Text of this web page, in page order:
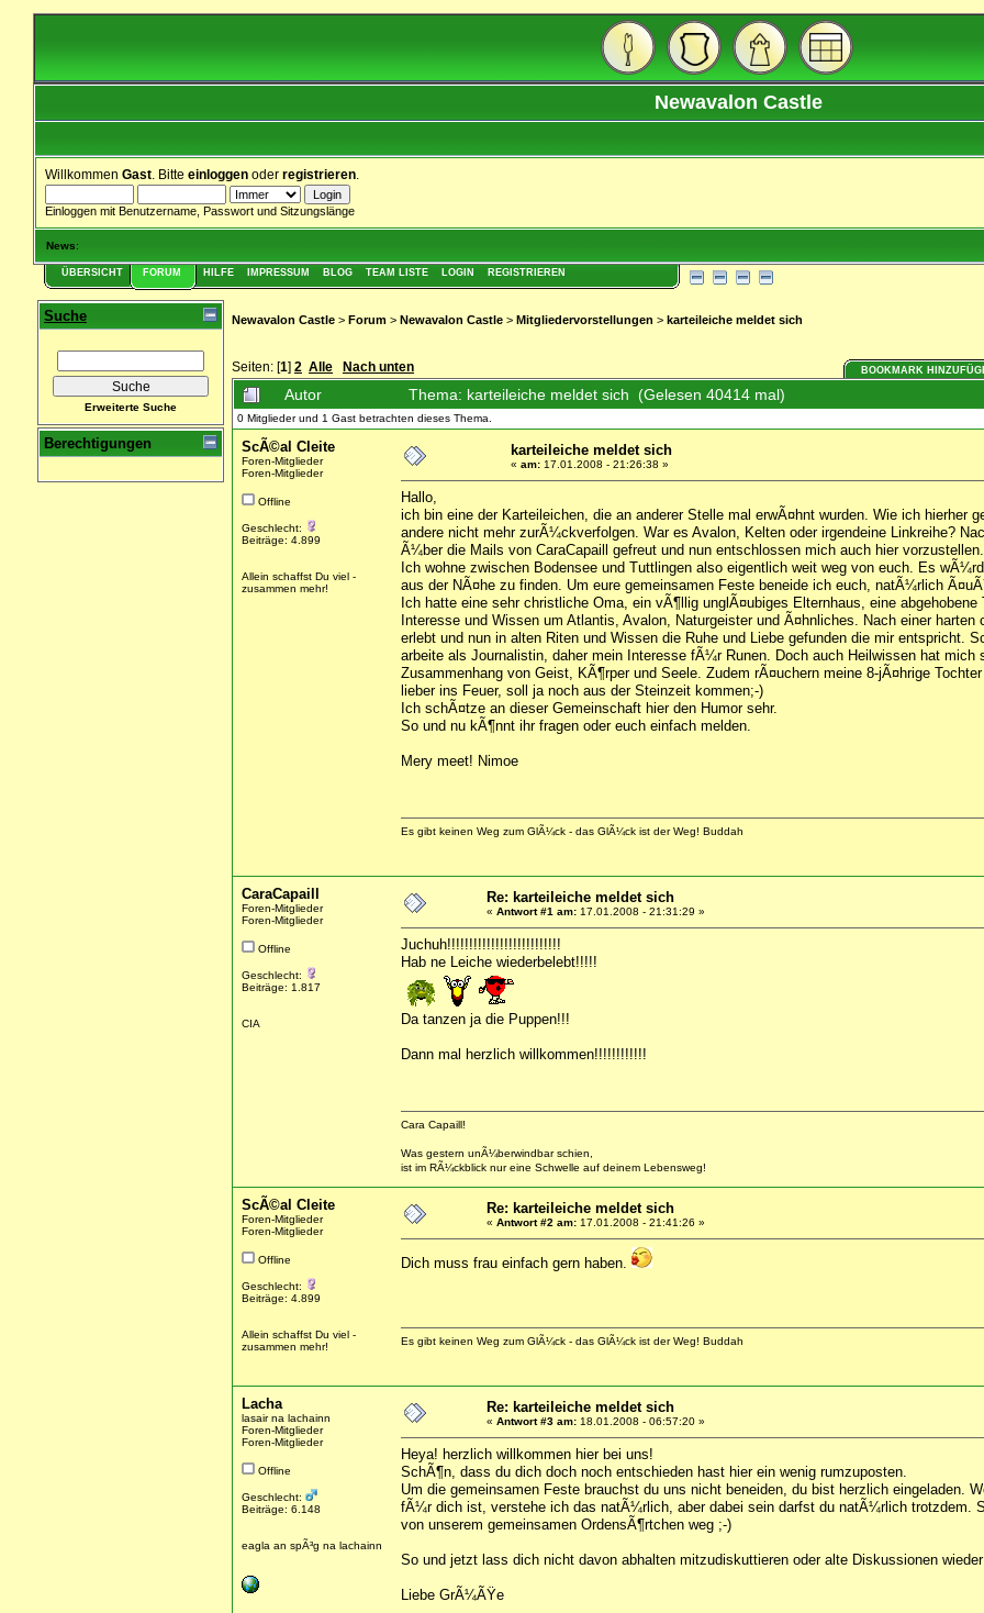
Newavalon Castle
Willkommen Gast . Bitte einloggen oder registrieren
Einloggen mit Benutzername, Passwort und Sitzungslänge
News:
ÜBERSICHT FORUM HILFE IMPRESSUM BLOG TEAM LISTE LOGIN REGISTRIEREN
Suche
Erweiterte Suche
Berechtigungen
Newavalon Castle > Forum > Newavalon Castle > Mitgliedervorstellungen > karteileiche meldet sich
Seiten: [1] 2 Alle Nach unten BOOKMARK
Autor Thema: karteileiche meldet sich (Gelesen 40414 mal)
0 Mitglieder und 1 Gast betrachten dieses Thema.
ScÃ©al Cleite
Foren-Mitglieder
Foren-Mitglieder
Offline
Geschlecht:
Beiträge: 4.899
Allein schaffst Du viel -
zusammen mehr!
karteileiche meldet sich
« am: 17.01.2008 - 21:26:38 »
Hallo,
ich bin eine der Karteileichen, die an anderer Stelle mal erwÃ¤hnt wurden. Wie ich hierher
andere nicht mehr zurÃ¼ckverfolgen. War es Avalon, Kelten oder irgendeine Linkreihe?
Ã¼ber die Mails von CaraCapaill gefreut und nun entschlossen mich auch hier vorzustellen.
Ich wohne zwischen Bodensee und Tuttlingen also eigentlich weit weg von euch. Es
aus der NÃ¤he zu finden. Um eure gemeinsamen Feste beneide ich euch, natÃ¼rlich
Ich hatte eine sehr christliche Oma, ein vÃ¶llig unglÃ¤ubiges Elternhaus, eine
Interesse und Wissen um Atlantis, Avalon, Naturgeister und Ã¤hnliches. Nach einer
erlebt und nun in alten Riten und Wissen die Ruhe und Liebe gefunden die mir entspricht.
arbeite als Journalistin, daher mein Interesse fÃ¼r Runen. Doch auch Heilwissen hat mich
Zusammenhang von Geist, KÃ¶rper und Seele. Zudem rÃ¤uchern meine 8-jÃ¤hrige
lieber ins Feuer, soll ja noch aus der Steinzeit kommen;-)
Ich schÃ¤tze an dieser Gemeinschaft hier den Humor sehr.
So und nu kÃ¶nnt ihr fragen oder euch einfach melden.
Mery meet! Nimoe
Es gibt keinen Weg zum GlÃ¼ck - das GlÃ¼ck ist der Weg! Buddah
CaraCapaill
Foren-Mitglieder
Foren-Mitglieder
Offline
Geschlecht:
Beiträge: 1.817
CIA
Re: karteileiche meldet sich
« Antwort #1 am: 17.01.2008 - 21:31:29 »
Juchuh!!!!!!!!!!!!!!!!!!!!!!!!!!
Hab ne Leiche wiederbelebt!!!!!
Da tanzen ja die Puppen!!!
Dann mal herzlich willkommen!!!!!!!!!!!!
Cara Capaill!
Was gestern unÃ¼berwindbar schien,
ist im RÃ¼ckblick nur eine Schwelle auf deinem Lebensweg!
ScÃ©al Cleite
Foren-Mitglieder
Foren-Mitglieder
Offline
Geschlecht:
Beiträge: 4.899
Allein schaffst Du viel -
zusammen mehr!
Re: karteileiche meldet sich
« Antwort #2 am: 17.01.2008 - 21:41:26 »
Dich muss frau einfach gern haben.
Es gibt keinen Weg zum GlÃ¼ck - das GlÃ¼ck ist der Weg! Buddah
Lacha
lasair na lachainn
Foren-Mitglieder
Foren-Mitglieder
Offline
Geschlecht:
Beiträge: 6.148
eagla an spÃ³g na lachainn
Re: karteileiche meldet sich
« Antwort #3 am: 18.01.2008 - 06:57:20 »
Heya! herzlich willkommen hier bei uns!
SchÃ¶n, dass du dich doch noch entschieden hast hier ein wenig rumzuposten.
Um die gemeinsamen Feste brauchst du uns nicht beneiden, du bist herzlich eingeladen.
fÃ¼r dich ist, verstehe ich das natÃ¼rlich, aber dabei sein darfst du natÃ¼rlich trotzdem.
von unserem gemeinsamen OrdensÃ¶rtchen weg ;-)
So und jetzt lass dich nicht davon abhalten mitzudiskuttieren oder alte Diskussionen
Liebe GrÃ¼ÃŸe